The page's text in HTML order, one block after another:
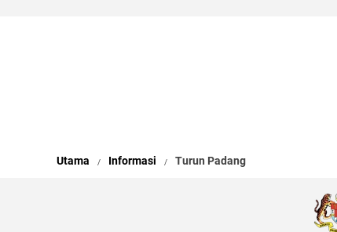
Utama Informasi Turun Padang